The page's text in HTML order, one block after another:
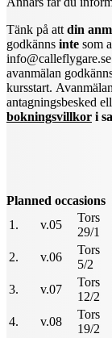
Tänk på att din
godkänns inte som
avanmälan
kursstart.
antagningsbesked
bokningsvillkor i
Planned occasions
1.
v.05
Tors
29/1
2.
v.06
Tors
5/2
3.
v.07
Tors
12/2
4.
v.08
Tors
19/2